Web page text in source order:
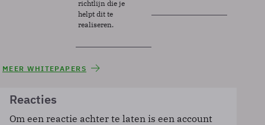
richtlijn die je
helpt dit te
realiseren.
MEER WHITEPAPERS
Reacties
Om een reactie achter te laten is een account